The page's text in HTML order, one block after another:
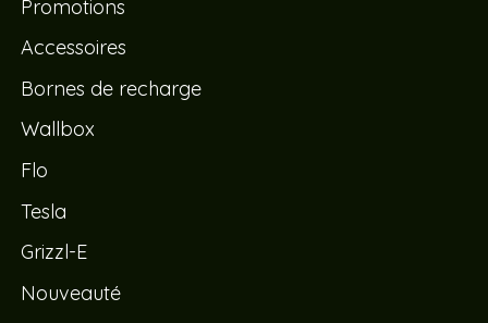
Promotions
Accessoires
Bornes de recharge
Wallbox
Flo
Tesla
Grizzl-E
Nouveauté